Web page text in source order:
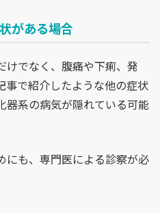
がある場合
けでなく、腹痛や下痢、発
事で紹介したような他の症状
器系の病気が隠れている可能
にも、専門医による診察が必